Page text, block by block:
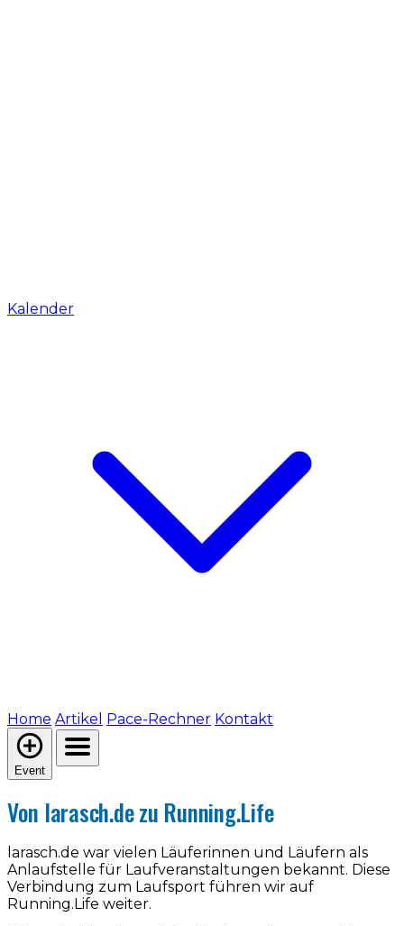
Kalender
Home Artikel Pace-Rechner Kontakt
Event
Von larasch.de zu Running.Life
larasch.de war vielen Läuferinnen und Läufern als
Anlaufstelle für Laufveranstaltungen bekannt. Diese
Verbindung zum Laufsport führen wir auf
Running.Life weiter.